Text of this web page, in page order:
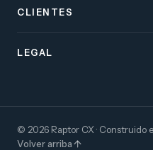
CLIENTES
LEGAL
© 2026 Raptor CX · Construido
Volver arriba